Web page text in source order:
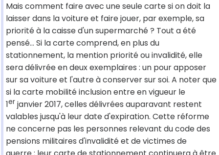
Mais comment faire avec une seule carte si on doit la
laisser dans la voiture et faire jouer, par exemple, sa
priorité à la caisse d'un supermarché ? Tout a été
pensé… Si la carte comprend, en plus du
stationnement, la mention priorité ou invalidité, elle
sera délivrée en deux exemplaires : un pour apposer
sur sa voiture et l'autre à conserver sur soi. A noter que
si la carte mobilité inclusion entre en vigueur le
1er janvier 2017, celles délivrées auparavant restent
valables jusqu'à leur date d'expiration. Cette réforme
ne concerne pas les personnes relevant du code des
pensions militaires d'invalidité et de victimes de